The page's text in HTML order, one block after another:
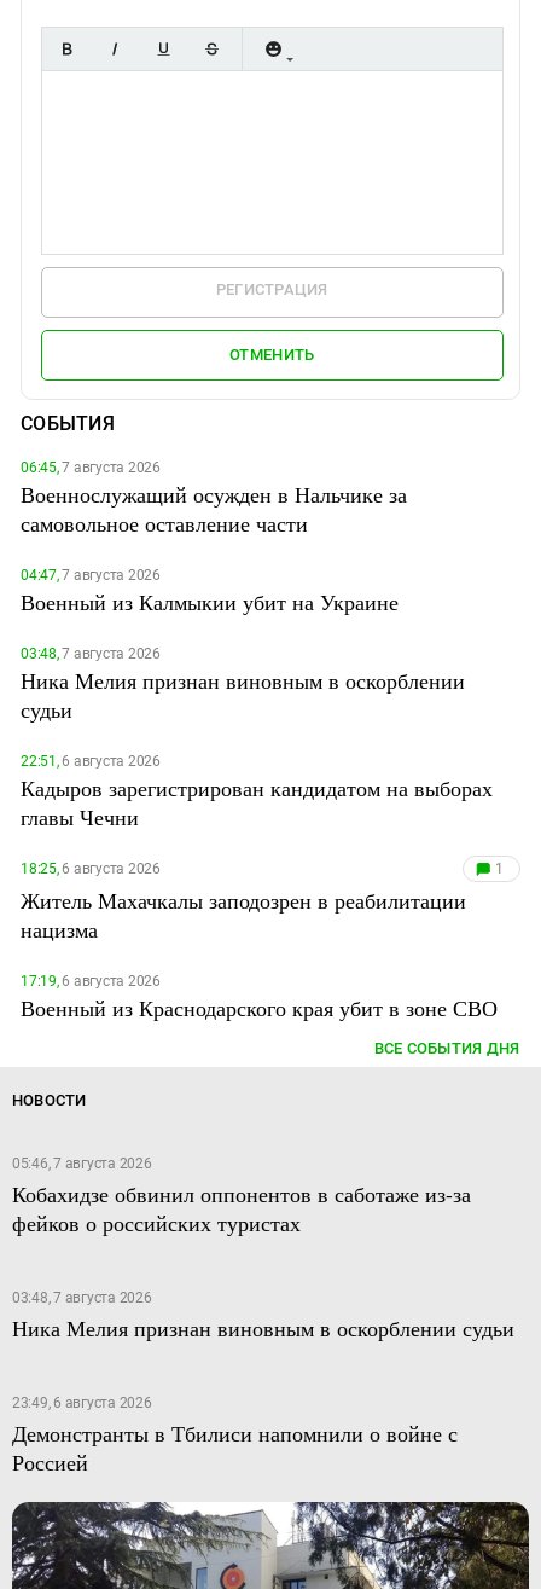
РЕГИСТРАЦИЯ
ОТМЕНИТЬ
СОБЫТИЯ
06:45,7 августа 2026
Военнослужащий осужден в Нальчике за
самовольное оставление части
04:47,7 августа 2026
Военный из Калмыкии убит на Украине
03:48,7 августа 2026
Ника Мелия признан виновным в оскорблении
судьи
22:51,6 августа 2026
Кадыров зарегистрирован кандидатом на выборах
главы Чечни
18:25,6 августа 2026 1
Житель Махачкалы заподозрен в реабилитации
нацизма
17:19,6 августа 2026
Военный из Краснодарского края убит в зоне СВО
ВСЕ СОБЫТИЯ ДНЯ
НОВОСТИ
05:46, 7 августа 2026
Кобахидзе обвинил оппонентов в саботаже из-за
фейков о российских туристах
03:48, 7 августа 2026
Ника Мелия признан виновным в оскорблении судьи
23:49, 6 августа 2026
Демонстранты в Тбилиси напомнили о войне с
Россией